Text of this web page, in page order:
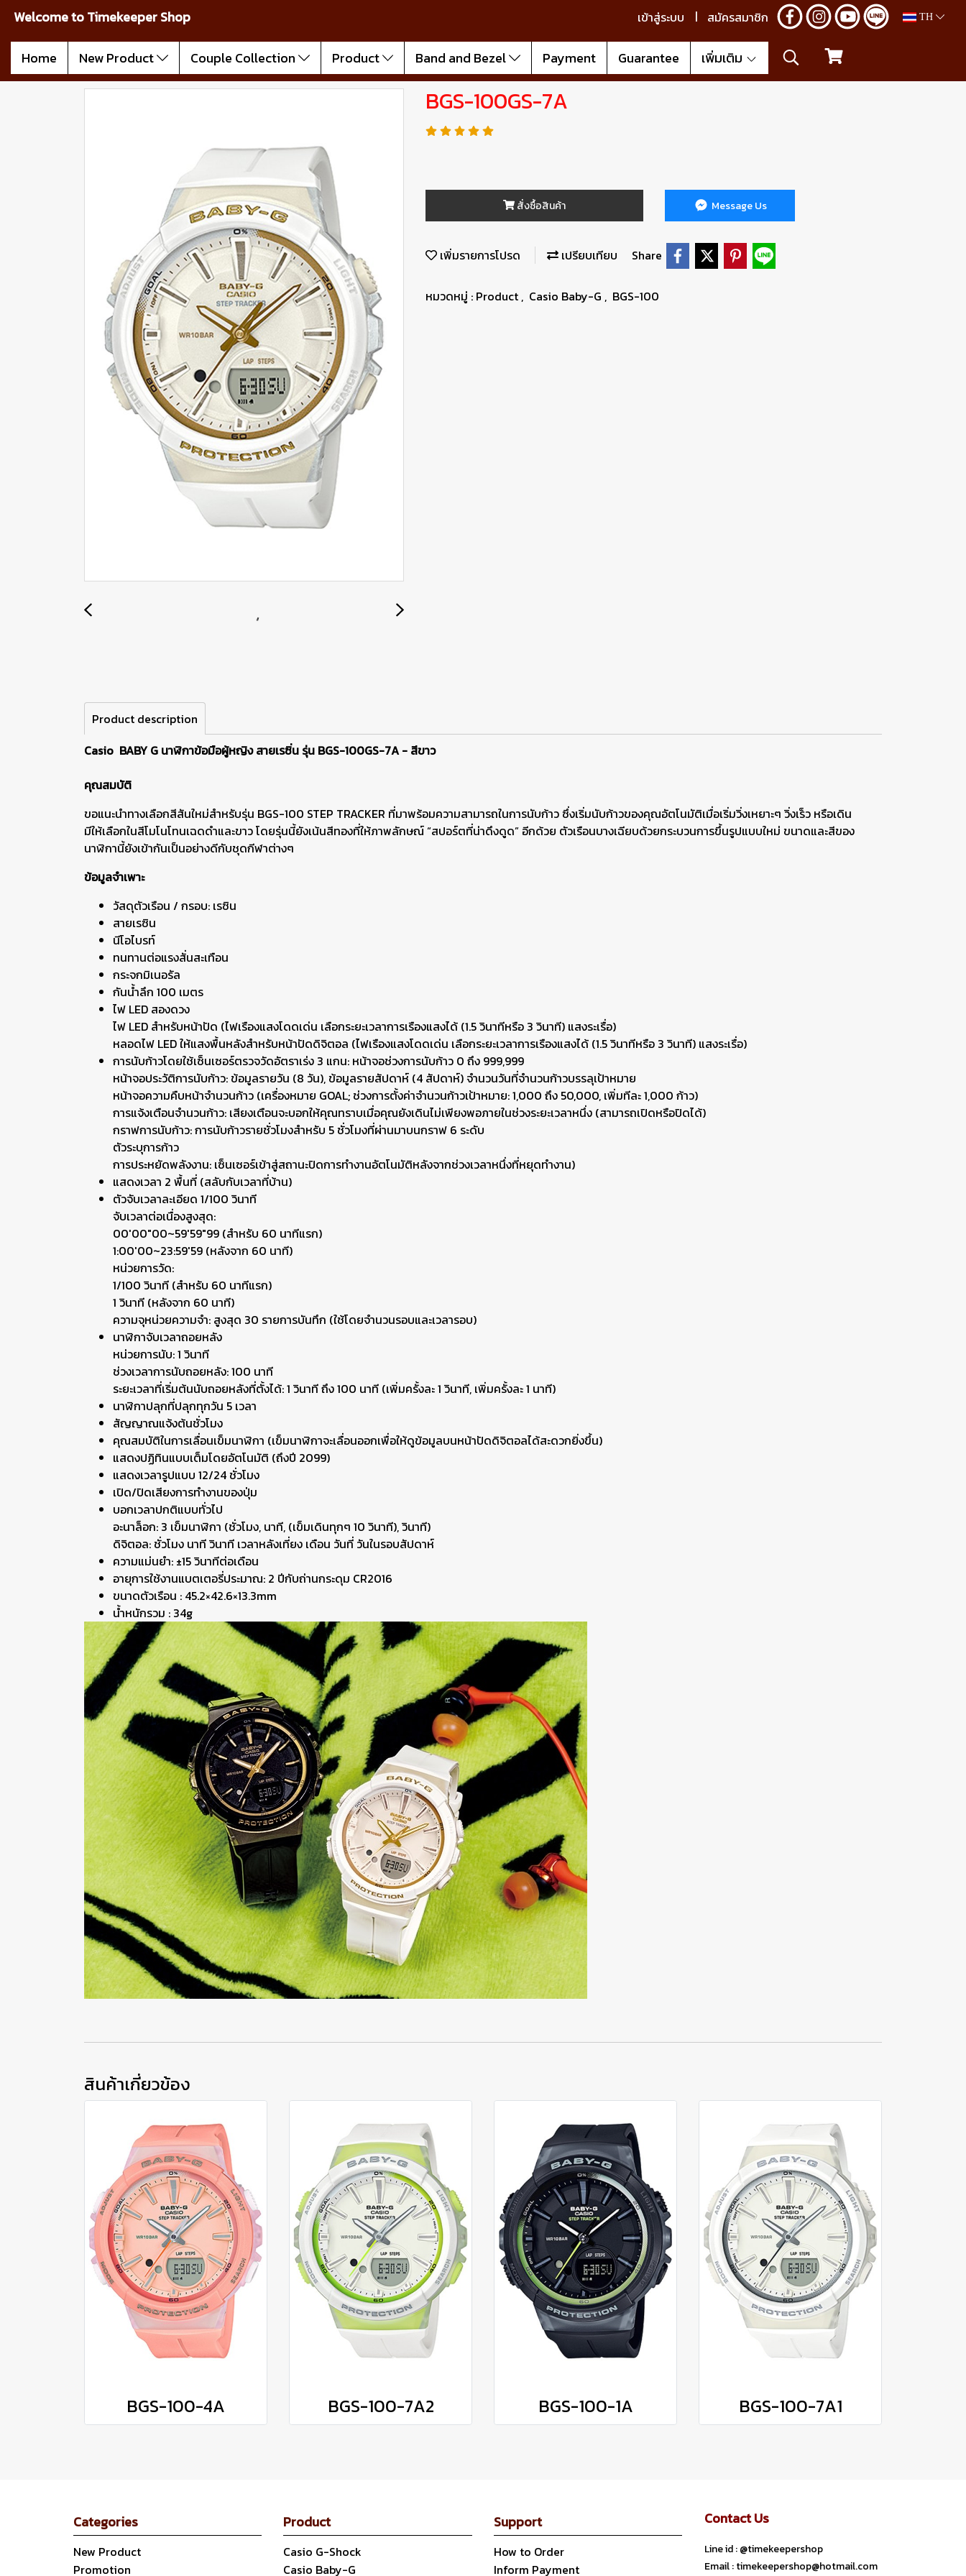
Welcome to Timekeeper Shop เข้าสู่ระบบ สมัครสมาชิก TH
Home New Product Couple Collection Product Band and Bezel Payment Guarantee เพิ่มเติม
BGS-100GS-7A
สั่งซื้อสินค้า Message Us
เพิ่มรายการโปรด เปรียบเทียบ Share
หมวดหมู่ : Product , Casio Baby-G , BGS-100
Product description
Casio BABY G นาฬิกาข้อมือผู้หญิง สายเรซิ่น รุ่น BGS-100GS-7A - สีขาว
คุณสมบัติ
ขอแนะนำทางเลือกสีสันใหม่สำหรับรุ่น BGS-100 STEP TRACKER ที่มาพร้อมความสามารถในการนับก้าว ซึ่งเริ่มนับก้าวของคุณอัตโนมัติเมื่อเริ่มวิ่งเหยาะๆ วิ่งเร็ว หรือเดิน
มีให้เลือกในสีโมโนโทนเฉดดำและขาว โดยรุ่นนี้ยังเน้นสีทองที่ให้ภาพลักษณ์ “สปอร์ตที่น่าดึงดูด” อีกด้วย ตัวเรือนบางเฉียบด้วยกระบวนการขึ้นรูปแบบใหม่ ขนาดและสีของ
นาฬิกานี้ยังเข้ากันเป็นอย่างดีกับชุดกีฬาต่างๆ
ข้อมูลจำเพาะ
วัสดุตัวเรือน / กรอบ: เรซิน
สายเรซิน
นีโอไบรท์
ทนทานต่อแรงสั่นสะเทือน
กระจกมิเนอรัล
กันน้ำลึก 100 เมตร
ไฟ LED สองดวง
ไฟ LED สำหรับหน้าปัด (ไฟเรืองแสงโดดเด่น เลือกระยะเวลาการเรืองแสงได้ (1.5 วินาทีหรือ 3 วินาที) แสงระเรื่อ)
หลอดไฟ LED ให้แสงพื้นหลังสำหรับหน้าปัดดิจิตอล (ไฟเรืองแสงโดดเด่น เลือกระยะเวลาการเรืองแสงได้ (1.5 วินาทีหรือ 3 วินาที) แสงระเรื่อ)
การนับก้าวโดยใช้เซ็นเซอร์ตรวจวัดอัตราเร่ง 3 แกน: หน้าจอช่วงการนับก้าว 0 ถึง 999,999
หน้าจอประวัติการนับก้าว: ข้อมูลรายวัน (8 วัน), ข้อมูลรายสัปดาห์ (4 สัปดาห์) จำนวนวันที่จำนวนก้าวบรรลุเป้าหมาย
หน้าจอความคืบหน้าจำนวนก้าว (เครื่องหมาย GOAL; ช่วงการตั้งค่าจำนวนก้าวเป้าหมาย: 1,000 ถึง 50,000, เพิ่มทีละ 1,000 ก้าว)
การแจ้งเตือนจำนวนก้าว: เสียงเตือนจะบอกให้คุณทราบเมื่อคุณยังเดินไม่เพียงพอภายในช่วงระยะเวลาหนึ่ง (สามารถเปิดหรือปิดได้)
กราฟการนับก้าว: การนับก้าวรายชั่วโมงสำหรับ 5 ชั่วโมงที่ผ่านมาบนกราฟ 6 ระดับ
ตัวระบุการก้าว
การประหยัดพลังงาน: เซ็นเซอร์เข้าสู่สถานะปิดการทำงานอัตโนมัติหลังจากช่วงเวลาหนึ่งที่หยุดทำงาน)
แสดงเวลา 2 พื้นที่ (สลับกับเวลาที่บ้าน)
ตัวจับเวลาละเอียด 1/100 วินาที
จับเวลาต่อเนื่องสูงสุด:
00'00"00~59'59"99 (สำหรับ 60 นาทีแรก)
1:00'00~23:59'59 (หลังจาก 60 นาที)
หน่วยการวัด:
1/100 วินาที (สำหรับ 60 นาทีแรก)
1 วินาที (หลังจาก 60 นาที)
ความจุหน่วยความจำ: สูงสุด 30 รายการบันทึก (ใช้โดยจำนวนรอบและเวลารอบ)
นาฬิกาจับเวลาถอยหลัง
หน่วยการนับ: 1 วินาที
ช่วงเวลาการนับถอยหลัง: 100 นาที
ระยะเวลาที่เริ่มต้นนับถอยหลังที่ตั้งได้: 1 วินาที ถึง 100 นาที (เพิ่มครั้งละ 1 วินาที, เพิ่มครั้งละ 1 นาที)
นาฬิกาปลุกที่ปลุกทุกวัน 5 เวลา
สัญญาณแจ้งต้นชั่วโมง
คุณสมบัติในการเลื่อนเข็มนาฬิกา (เข็มนาฬิกาจะเลื่อนออกเพื่อให้ดูข้อมูลบนหน้าปัดดิจิตอลได้สะดวกยิ่งขึ้น)
แสดงปฏิทินแบบเต็มโดยอัตโนมัติ (ถึงปี 2099)
แสดงเวลารูปแบบ 12/24 ชั่วโมง
เปิด/ปิดเสียงการทำงานของปุ่ม
บอกเวลาปกติแบบทั่วไป
อะนาล็อก: 3 เข็มนาฬิกา (ชั่วโมง, นาที, (เข็มเดินทุกๆ 10 วินาที), วินาที)
ดิจิตอล: ชั่วโมง นาที วินาที เวลาหลังเที่ยง เดือน วันที่ วันในรอบสัปดาห์
ความแม่นยำ: ±15 วินาทีต่อเดือน
อายุการใช้งานแบตเตอรี่ประมาณ: 2 ปีกับถ่านกระดุม CR2016
ขนาดตัวเรือน : 45.2×42.6×13.3mm
น้ำหนักรวม : 34g
สินค้าเกี่ยวข้อง
BGS-100-4A BGS-100-7A2 BGS-100-1A BGS-100-7A1
Categories
New Product
Promotion
Product
Casio G-Shock
Casio Baby-G
Support
How to Order
Inform Payment
Contact Us
Line id : @timekeepershop
Email : timekeepershop@hotmail.com